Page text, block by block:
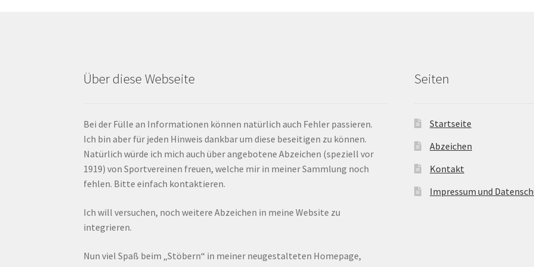
Über diese Webseite
Bei der Fülle an Informationen können natürlich auch Fehler passieren.
Ich bin aber für jeden Hinweis dankbar um diese beseitigen zu können.
Natürlich würde ich mich auch über angebotene Abzeichen (speziell vor
1919) von Sportvereinen freuen, welche mir in meiner Sammlung noch
fehlen. Bitte einfach kontaktieren.
Ich will versuchen, noch weitere Abzeichen in meine Website zu
integrieren.
Nun viel Spaß beim „Stöbern“ in meiner neugestalteten Homepage,
Seiten
Startseite
Abzeichen
Kontakt
Impressum und